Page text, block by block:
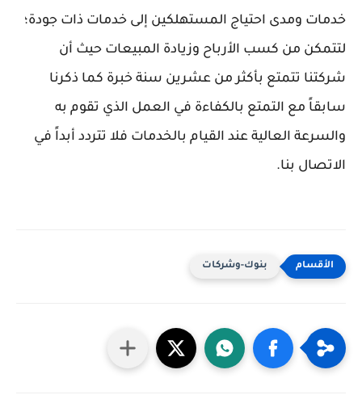
خدمات ومدى احتياج المستهلكين إلى خدمات ذات جودة؛
لتتمكن من كسب الأرباح وزيادة المبيعات حيث أن
شركتنا تتمتع بأكثر من عشرين سنة خبرة كما ذكرنا
سابقاً مع التمتع بالكفاءة في العمل الذي تقوم به
والسرعة العالية عند القيام بالخدمات فلا تتردد أبداً في
الاتصال بنا.
بنوك-وشركات